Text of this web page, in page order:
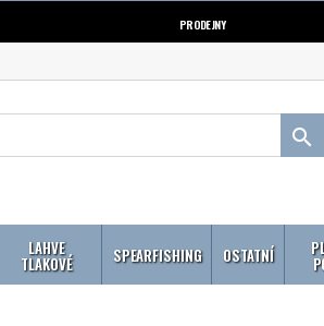
PRODEJNY

LAHVE
TLAKOVÉ SPEARFISHING OSTATNÍ